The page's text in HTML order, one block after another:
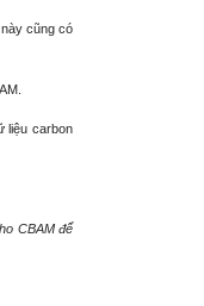
cũng có
liệu carbon
CBAM để